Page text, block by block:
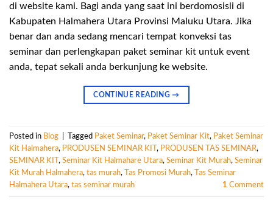
di website kami. Bagi anda yang saat ini berdomosisli di
Kabupaten Halmahera Utara Provinsi Maluku Utara. Jika
benar dan anda sedang mencari tempat konveksi tas
seminar dan perlengkapan paket seminar kit untuk event
anda, tepat sekali anda berkunjung ke website.
CONTINUE READING→
Posted in Blog Tagged Paket Seminar, Paket Seminar Kit, Paket Seminar
Kit Halmahera, PRODUSEN SEMINAR KIT , PRODUSEN TAS SEMINAR,
SEMINAR KIT , Seminar Kit Halmahare Utara, Seminar Kit Murah, Seminar
Kit Murah Halmahera, tas murah, Tas Promosi Murah,
Tas Seminar
Halmahera Utara, tas seminar murah 1 Comment